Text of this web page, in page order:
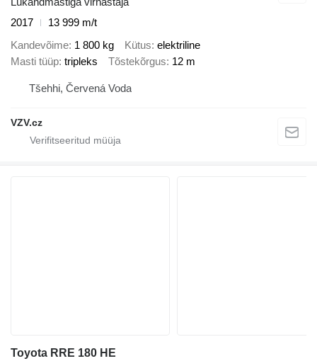
2017
13 999 m/t
Kandevõime 1 800 kg Kütus elektriline
Masti tüüp tripleks Tõstekõrgus 12 m
Tšehhi, Červená Voda
VZV.cz
Toyota RRE 180 HE